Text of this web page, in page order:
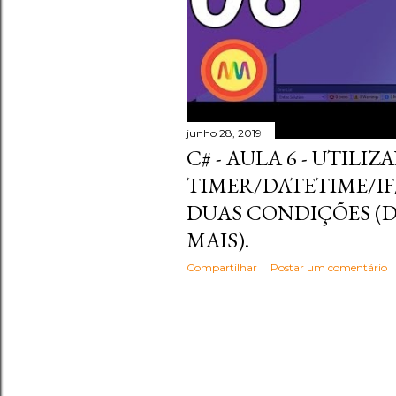
junho 28, 2019
C# - AULA 6 -
TIMER/DATETIME/
DUAS CONDIÇÕES
MAIS).
Compartilhar Postar um comentário